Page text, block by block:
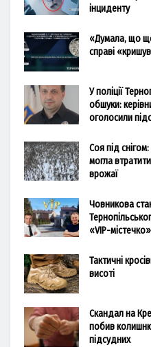
інциденту
«Думала, що
справі
У поліції
обшуки:
оголосили
Соя під
могла
врожаї
Човникова
«VIP-містечко»
Тактичні
висоті
Скандал на
побив
підсудних